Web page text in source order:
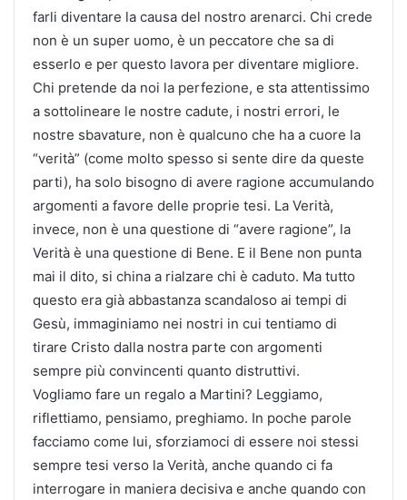
farli diventare la causa del nostro arenarci. Chi crede
non è un super uomo, è un peccatore che sa di
esserlo e per questo lavora per diventare migliore.
Chi pretende da noi la perfezione, e sta attentissimo
a sottolineare le nostre cadute, i nostri errori, le
nostre sbavature, non è qualcuno che ha a cuore la
“verità” (come molto spesso si sente dire da queste
parti), ha solo bisogno di avere ragione accumulando
argomenti a favore delle proprie tesi. La Verità,
invece, non è una questione di “avere ragione”, la
Verità è una questione di Bene. E il Bene non punta
mai il dito, si china a rialzare chi è caduto. Ma tutto
questo era già abbastanza scandaloso ai tempi di
Gesù, immaginiamo nei nostri in cui tentiamo di
tirare Cristo dalla nostra parte con argomenti
sempre più convincenti quanto distruttivi.
Vogliamo fare un regalo a Martini? Leggiamo,
riflettiamo, pensiamo, preghiamo. In poche parole
facciamo come lui, sforziamoci di essere noi stessi
sempre tesi verso la Verità, anche quando ci fa
interrogare in maniera decisiva e anche quando con